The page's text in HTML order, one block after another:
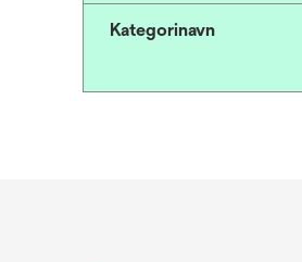
Kategorinavn